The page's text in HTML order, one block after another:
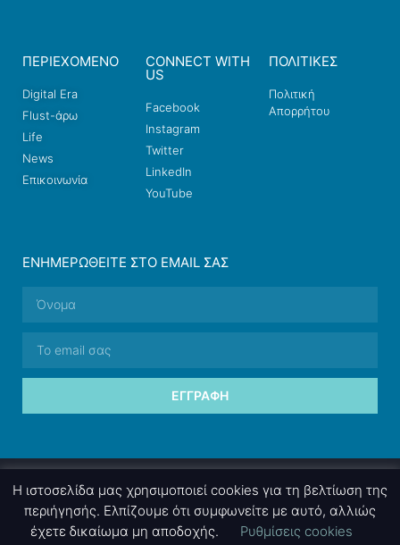
ΠΕΡΙΕΧΟΜΕΝΟ
Digital Era
Flust-άρω
Life
News
Επικοινωνία
CONNECT WITH
US
Facebook
Instagram
Twitter
LinkedIn
YouTube
ΠΟΛΙΤΙΚΕΣ
Πολιτική
Απορρήτου
ΕΝΗΜΕΡΩΘΕΊΤΕ ΣΤΟ EMAIL ΣΑΣ
ΕΓΓΡΑΦΉ
Η ιστοσελίδα μας χρησιμοποιεί cookies για τη βελτίωση της
περιήγησής. Ελπίζουμε ότι συμφωνείτε με αυτό, αλλιώς
έχετε δικαίωμα μη αποδοχής.
Ρυθμίσεις cookies